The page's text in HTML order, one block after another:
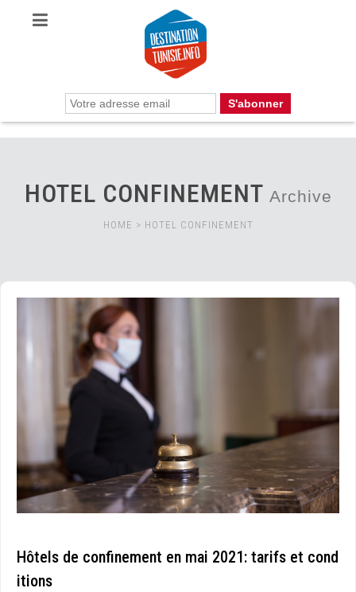
HOTEL CONFINEMENT Archive
HOME > HOTEL CONFINEMENT
Hôtels de confinement en mai 2021: tarifs et cond
itions